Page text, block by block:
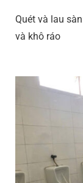
Quét và lau
và khô ráo